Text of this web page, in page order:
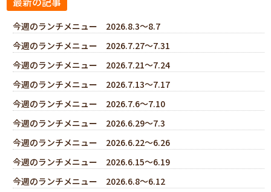
今週のランチメニュー 2026.8.3～8.7
今週のランチメニュー 2026.7.27～7.31
今週のランチメニュー 2026.7.21～7.24
今週のランチメニュー 2026.7.13～7.17
今週のランチメニュー 2026.7.6～7.10
今週のランチメニュー 2026.6.29～7.3
今週のランチメニュー 2026.6.22～6.26
今週のランチメニュー 2026.6.15～6.19
今週のランチメニュー 2026.6.8～6.12